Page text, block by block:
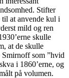
Stifter
at anvende kul i
mild og ren
skulle
at de skulle
som ”hvid
i 1860’erne, og
på volumen.